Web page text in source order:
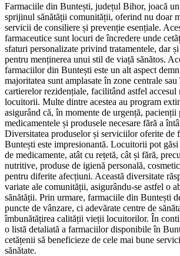
Farmaciile din Buntești, județul Bihor, joacă
sprijinul sănătății comunității, oferind nu doar
servicii de consiliere și prevenție esențiale.
farmaceutice sunt locuri de încredere unde
sfaturi personalizate privind tratamentele, dar
pentru menținerea unui stil de viață sănătos.
farmaciilor din Buntești este un alt aspect
majoritatea sunt amplasate în zone centrale sau
cartierelor rezidențiale, facilitând astfel accesul
locuitorii. Multe dintre acestea au program
asigurând că, în momente de urgență, pacienții
medicamentele și produsele necesare fără a
Diversitatea produselor și serviciilor oferite de
Buntești este impresionantă. Locuitorii pot
de medicamente, atât cu rețetă, cât și fără,
nutritive, produse de igienă personală,
pentru diferite afecțiuni. Această diversitate
variate ale comunității, asigurându-se astfel o
sănătății. Prin urmare, farmaciile din Buntești
puncte de vânzare, ci adevărate centre de
îmbunătățirea calității vieții locuitorilor. În
o listă detaliată a farmaciilor disponibile în
cetățenii să beneficieze de cele mai bune
sănătate.